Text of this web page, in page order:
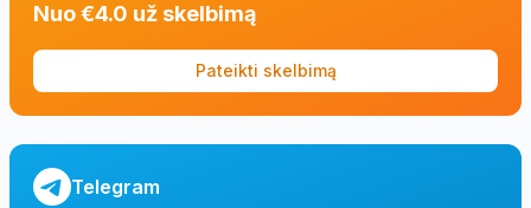
Nuo €4.0 už skelbimą
Pateikti skelbimą
Telegram